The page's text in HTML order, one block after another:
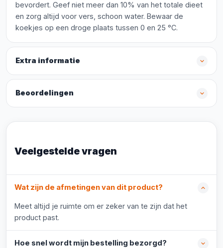
bevordert. Geef niet meer dan 10% van het totale dieet
en zorg altijd voor vers, schoon water. Bewaar de
koekjes op een droge plaats tussen 0 en 25 °C.
Extra informatie
Beoordelingen
Veelgestelde vragen
Wat zijn de afmetingen van dit product?
Meet altijd je ruimte om er zeker van te zijn dat het
product past.
Hoe snel wordt mijn bestelling bezorgd?